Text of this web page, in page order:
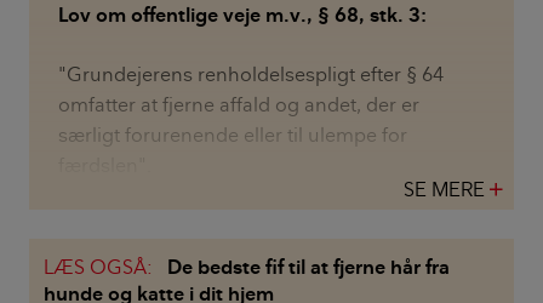
Lov om offentlige veje m.v., § 68, stk. 3:
"Grundejerens renholdelsespligt efter § 64
omfatter at fjerne affald og andet, der er
særligt forurenende eller til ulempe for
SE MERE
LÆS OGSÅ:
De bedste fif til at fjerne hår fra
hunde og katte i dit hjem